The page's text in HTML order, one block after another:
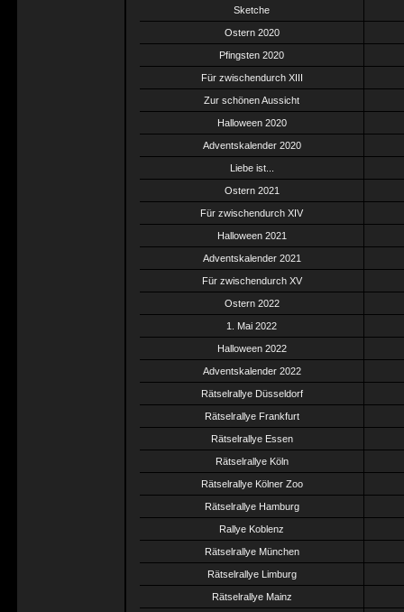
Sketche
Ostern 2020
Pfingsten 2020
Für zwischendurch XIII
Zur schönen Aussicht
Halloween 2020
Adventskalender 2020
Liebe ist...
Ostern 2021
Für zwischendurch XIV
Halloween 2021
Adventskalender 2021
Für zwischendurch XV
Ostern 2022
1. Mai 2022
Halloween 2022
Adventskalender 2022
Rätselrallye Düsseldorf
Rätselrallye Frankfurt
Rätselrallye Essen
Rätselrallye Köln
Rätselrallye Kölner Zoo
Rätselrallye Hamburg
Rallye Koblenz
Rätselrallye München
Rätselrallye Limburg
Rätselrallye Mainz